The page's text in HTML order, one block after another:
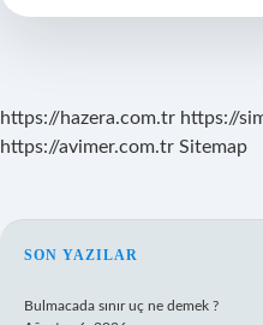
Cevabı
https://hazera.com.tr https://
https://avimer.com.tr Sitemap
SIDEBAR
SON YAZILAR
Bulmacada sınır uç ne demek ?